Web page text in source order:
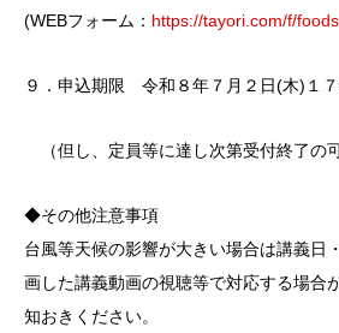
(WEBフォーム： https://tayori.com/f/
９．申込期限 令和８年７月２日(木)１
（但し、定員等に達し次第受付終了の
◆その他注意事項
台風等天候の影響が大きい場合は講義日
画した講義動画の視聴等で対応する場合
知おきください。